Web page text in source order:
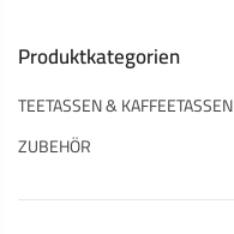
Produktkategorien
TEETASSEN & KAFFEETASSEN
ZUBEHÖR